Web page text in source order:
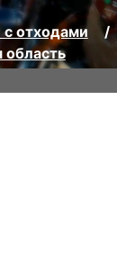
отходами
область